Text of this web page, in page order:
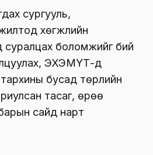
сургууль,
хөгжлийн
суралцах боломжийг бий
ЭХЭМҮТ-д
бусад төрлийн
тасаг, өрөө
сайд нарт